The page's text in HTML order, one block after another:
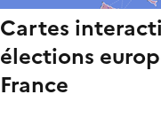
Cartes
élections
France